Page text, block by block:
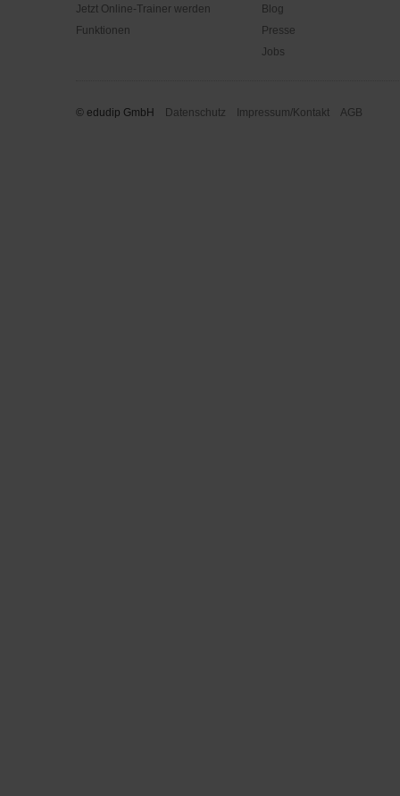
Jetzt Online-Trainer werden
Funktionen
Blog
Presse
Jobs
© edudip GmbH Datenschutz Impressum/Kontakt AGB